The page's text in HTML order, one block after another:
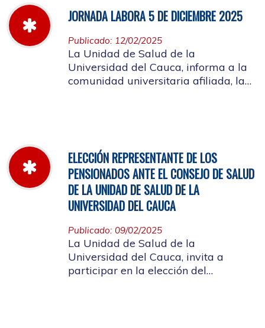
JORNADA LABORA 5 DE DICIEMBRE 2025
Publicado: 12/02/2025
La Unidad de Salud de la
Universidad del Cauca, informa a la
comunidad universitaria afiliada, la
ELECCIÓN REPRESENTANTE DE LOS
PENSIONADOS ANTE EL CONSEJO DE SALUD
DE LA UNIDAD DE SALUD DE LA
UNIVERSIDAD DEL CAUCA
Publicado: 09/02/2025
La Unidad de Salud de la
Universidad del Cauca, invita a
participar en la elección del